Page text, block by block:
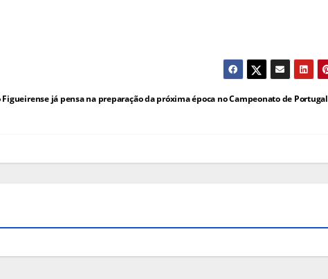
já pensa na preparação da próxima época no Campeonato de Portugal